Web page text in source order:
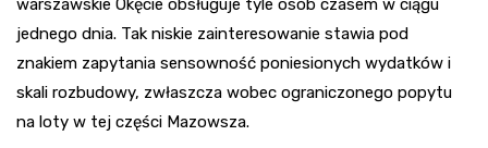
warszawskie Okęcie obsługuje tyle osób czasem w ciągu
jednego dnia. Tak niskie zainteresowanie stawia pod
znakiem zapytania sensowność poniesionych wydatków i
skali rozbudowy, zwłaszcza wobec ograniczonego popytu
na loty w tej części Mazowsza.